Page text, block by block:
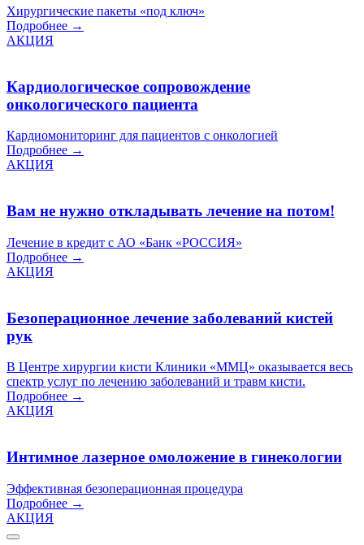
Хирургические пакеты «под ключ»
Подробнее →
АКЦИЯ
Кардиологическое сопровождение
онкологического пациента
Кардиомониторинг для пациентов с онкологией
Подробнее →
АКЦИЯ
Вам не нужно откладывать лечение на потом!
Лечение в кредит с АО «Банк «РОССИЯ»
Подробнее →
АКЦИЯ
Безоперационное лечение заболеваний кистей
рук
В Центре хирургии кисти Клиники «ММЦ» оказывается весь
спектр услуг по лечению заболеваний и травм кисти.
Подробнее →
АКЦИЯ
Интимное лазерное омоложение в гинекологии
Эффективная безоперационная процедура
Подробнее →
АКЦИЯ